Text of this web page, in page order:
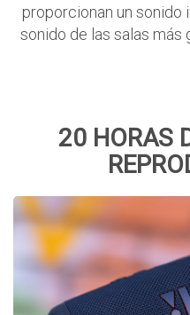
proporcionan un sonido
sonido de las salas más
20 HORAS